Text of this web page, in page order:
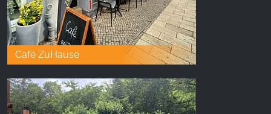
Café ZuHause